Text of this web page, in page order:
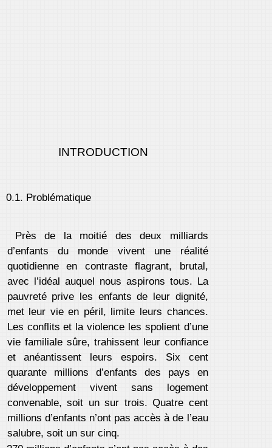
INTRODUCTION
0.1. Problématique
Près de la moitié des deux milliards
d’enfants du monde vivent une réalité
quotidienne en contraste flagrant, brutal,
avec l’idéal auquel nous aspirons tous. La
pauvreté prive les enfants de leur dignité,
met leur vie en péril, limite leurs chances.
Les conflits et la violence les spolient d’une
vie familiale sûre, trahissent leur confiance
et anéantissent leurs espoirs. Six cent
quarante millions d’enfants des pays en
développement vivent sans logement
convenable, soit un sur trois. Quatre cent
millions d’enfants n’ont pas accès à de l’eau
salubre, soit un sur cinq.